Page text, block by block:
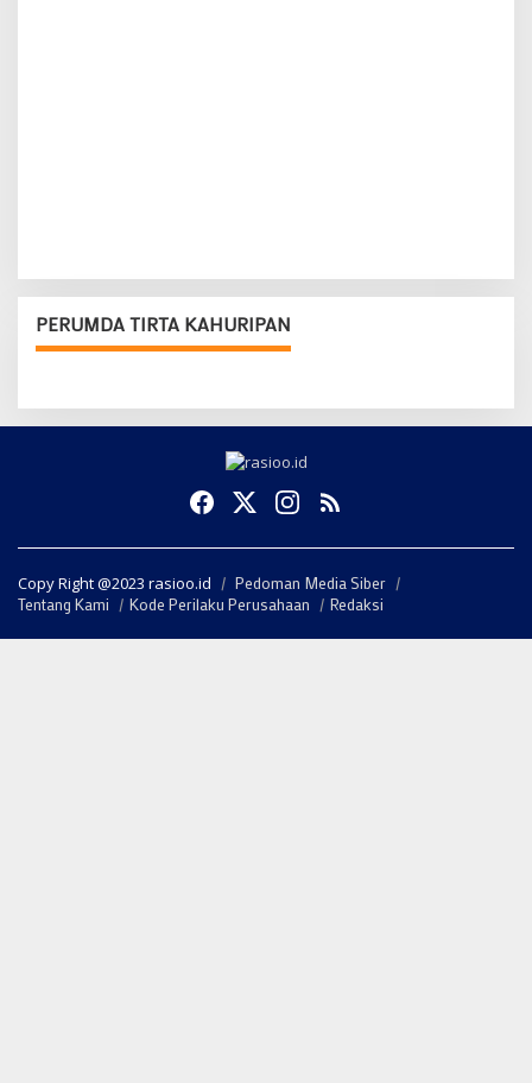
PERUMDA TIRTA KAHURIPAN
Copy Right @2023 rasioo.id
Pedoman Media Siber
Tentang Kami
Kode Perilaku Perusahaan Redaksi